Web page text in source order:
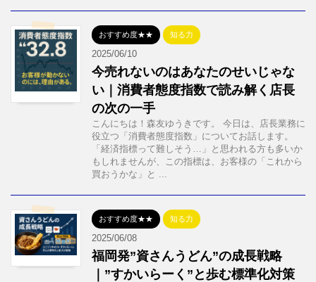
おすすめ度★★ 知る力
2025/06/10
今売れないのはあなたのせいじゃな
い｜消費者態度指数で読み解く店長
の次の一手
こんにちは！森友ゆうきです。 今日は、店長業務に
役立つ「消費者態度指数」についてお話します。
「経済指標って難しそう…」と思われる方も多いか
もしれませんが、この指標は、お客様の「これから
買おうかな」と ...
おすすめ度★★ 知る力
2025/06/08
福岡発”資さんうどん”の成長戦略
｜”すかいらーく”と歩む標準化対策